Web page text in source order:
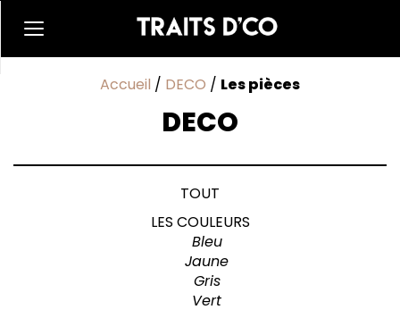
Accueil / DECO / Les pièces
DECO
TOUT
LES COULEURS
Bleu
Jaune
Gris
Vert